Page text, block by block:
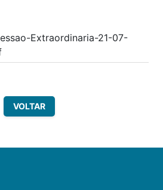
Extraordinaria-21-07-
VOLTAR